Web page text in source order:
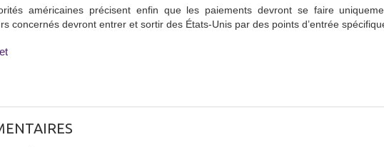
américaines précisent enfin que les paiements devront se faire
concernés devront entrer et sortir des États-Unis par des points d’entrée